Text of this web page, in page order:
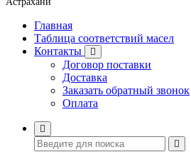
Главная
Таблица соответствий масел
Контакты
Договор поставки
Доставка
Заказать обратный звонок
Оплата